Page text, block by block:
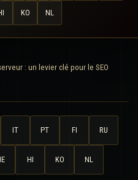
KO NL
: un levier clé pour le SEO
IT PT FI RU
HI KO NL